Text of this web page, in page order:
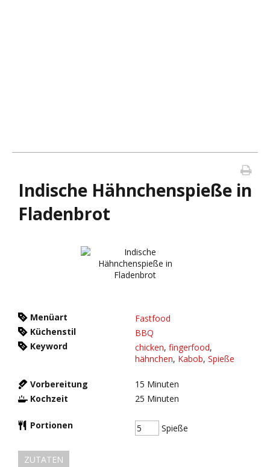
Indische Hähnchenspieße in
Fladenbrot
Menüart
Fastfood
Küchenstil
BBQ
Keyword
chicken, fingerfood,
hähnchen, Kabob, Spieße
Vorbereitung 15 Minuten
Kochzeit
25 Minuten
Portionen Spieße
ZUTATEN